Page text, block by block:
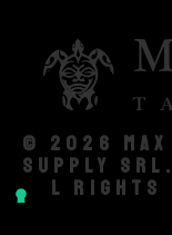
© 2026
supply srl.
All rights